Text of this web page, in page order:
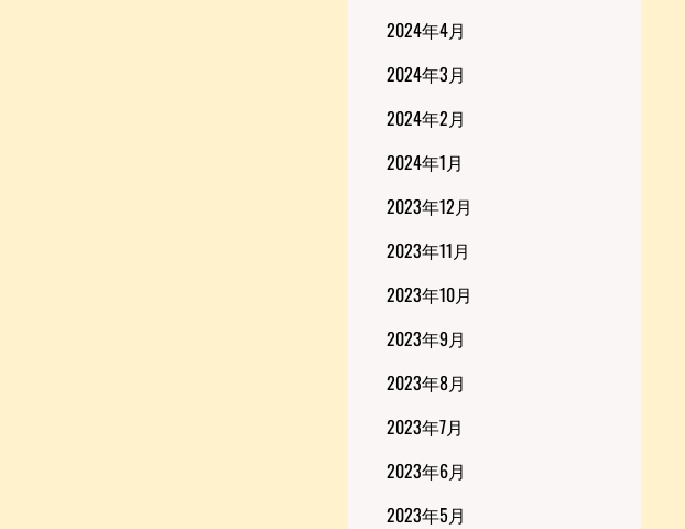
2024年4月
2024年3月
2024年2月
2024年1月
2023年12月
2023年11月
2023年10月
2023年9月
2023年8月
2023年7月
2023年6月
2023年5月